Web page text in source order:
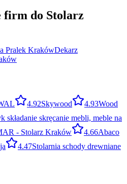
firm do Stolarz
Pralek KrakówDekarz
4.92Skywood 4.93Wood
składanie skręcanie mebli, meble na
- Stolarz Kraków 4.66Abaco
4.47Stolarnia schody drewniane